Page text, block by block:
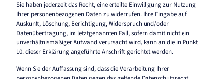
Sie haben jederzeit das Recht, eine erteilte Einwilligung zur Nutzung
Ihrer personenbezogenen Daten zu widerrufen. Ihre Eingabe auf
Auskunft, Löschung, Berichtigung, Widerspruch und/oder
Datenübertragung, im letztgenannten Fall, sofern damit nicht ein
unverhältnismäßiger Aufwand verursacht wird, kann an die in Punkt
10. dieser Erklärung angeführte Anschrift gerichtet werden.
Wenn Sie der Auffassung sind, dass die Verarbeitung Ihrer